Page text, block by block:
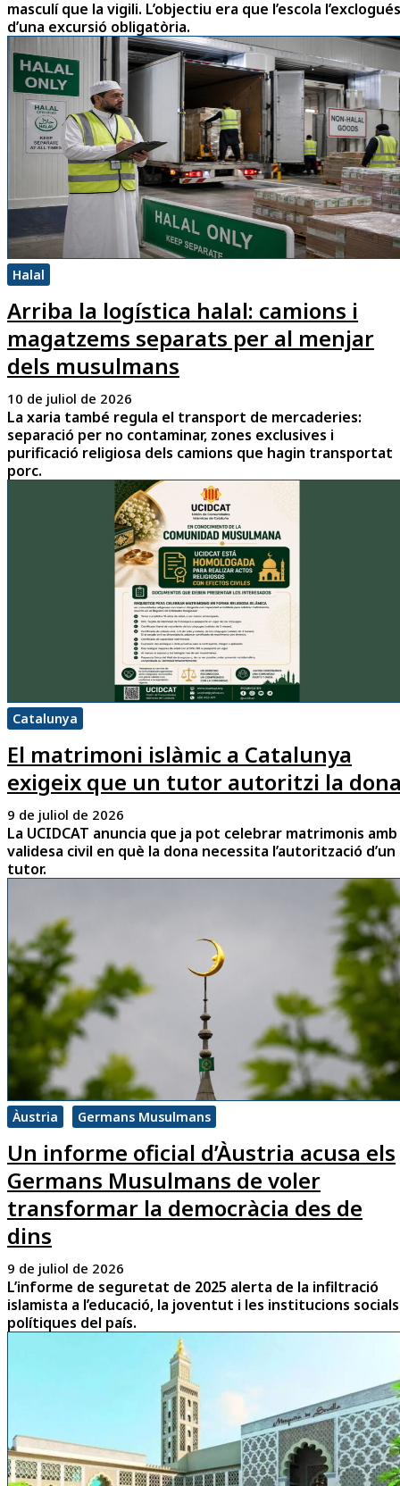
masculí que la vigili. L’objectiu era que l’escola l’exclogués
d’una excursió obligatòria.
Halal
Arriba la logística halal: camions i
magatzems separats per al menjar
dels musulmans
10 de juliol de 2026
La xaria també regula el transport de mercaderies:
separació per no contaminar, zones exclusives i
purificació religiosa dels camions que hagin transportat
porc.
Catalunya
El matrimoni islàmic a Catalunya
exigeix que un tutor autoritzi la
9 de juliol de 2026
La UCIDCAT anuncia que ja pot celebrar matrimonis amb
validesa civil en què la dona necessita l’autorització d’un
tutor.
Àustria Germans Musulmans
Un informe oficial d’Àustria acusa els
Germans Musulmans de voler
transformar la democràcia des de
dins
9 de juliol de 2026
L’informe de seguretat de 2025 alerta de la infiltració
islamista a l’educació, la joventut i les institucions
polítiques del país.